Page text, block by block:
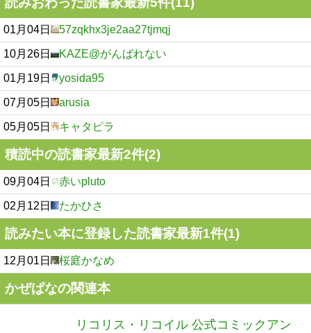
01月04日 57zqkhx3je2aa27tjmqj
10月26日 KAZE@がんばれない
01月19日 yosida95
07月05日 arusia
05月05日 キャタピラ
積読中の読書家最新2件(2)
09月04日 赤いpluto
02月12日 たかひさ
読みたい本に登録した読書家最新1件(1)
12月01日 桜庭かなめ
かぜぱなの関連本
リコリス・リコイル 公式コミックアン